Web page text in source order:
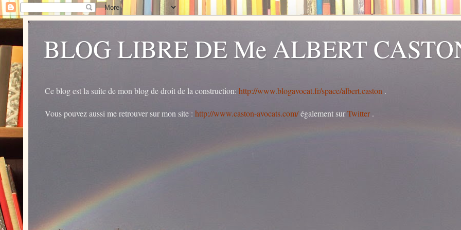
BLOG LIBRE DE Me ALBERT
Ce blog est la suite de mon blog de droit de la construction: http://www.blogavocat.fr/space/albert.caston .
Vous pouvez aussi me retrouver sur mon site : http://www.caston-avocats.com/également surTwitter.